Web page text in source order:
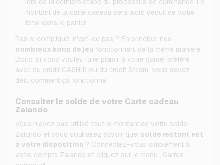
lors de la dernière étape du processus de commande. Le
montant de la carte cadeau sera alors déduit de votre
total dans le panier.
Pas si compliqué, n'est-ce pas ? En principe, nos
nombreux bons de jeu fonctionnent de la même manière.
Donc, si vous voulez faire plaisir à votre gamer préféré
avec du crédit CASHlib ou du crédit Steam, vous savez
déjà comment ça fonctionne.
Consulter le solde de votre Carte cadeau
Zalando
Vous n'avez pas utilisé tout le montant de votre solde
Zalando et vous souhaitez savoir quel solde restant est
à votre disposition ? Connectez-vous simplement à
votre compte Zalando et cliquez sur le menu „Cartes